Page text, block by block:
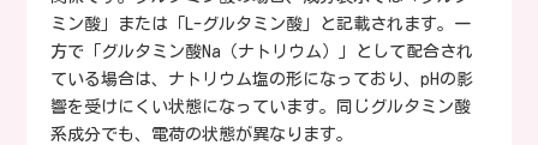
ミン酸」または「L-グルタミン酸」と記載されます。一
方で「グルタミン酸Na（ナトリウム）」として配合され
ている場合は、ナトリウム塩の形になっており、pHの影
響を受けにくい状態になっています。同じグルタミン酸
系成分でも、電荷の状態が異なります。